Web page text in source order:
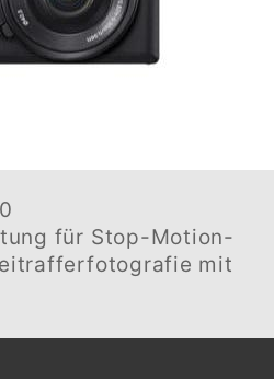
für Stop-Motion-
mit